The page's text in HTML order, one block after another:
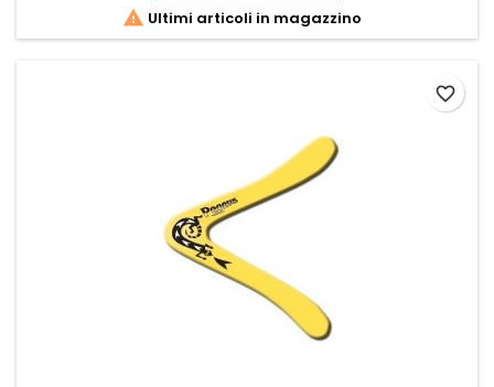
 Ultimi articoli in magazzino
favorite_border